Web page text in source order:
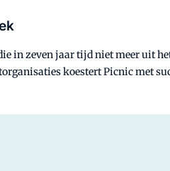
zeven jaar tijd niet meer uit
koestert Picnic met